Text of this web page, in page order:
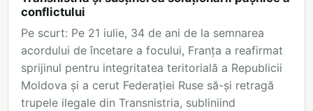
conflictului
Pe scurt: Pe 21 iulie, 34 de ani de la semnarea
acordului de încetare a focului, Franța a reafirmat
sprijinul pentru integritatea teritorială a Republicii
Moldova și a cerut Federației Ruse să-și retragă
trupele ilegale din Transnistria, subliniind